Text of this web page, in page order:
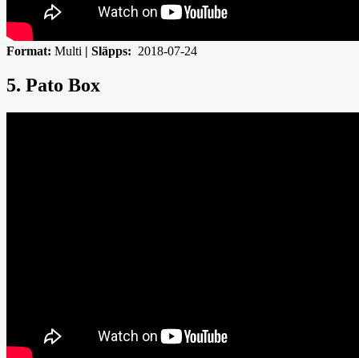
Format: Multi | Släpps: 2018-07-24
5. Pato Box